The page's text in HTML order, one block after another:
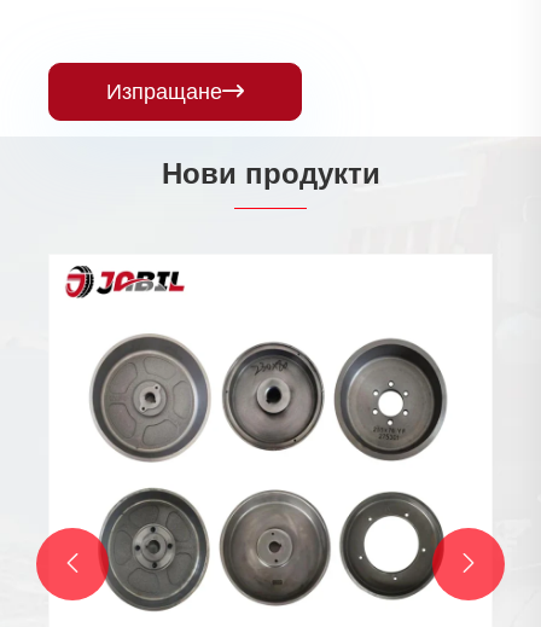
Изпращане
Нови продукти
 